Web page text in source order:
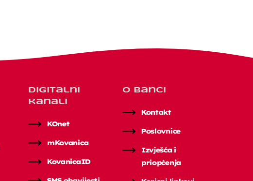
Digitalni
kanali
KOnet
mKovanica
KovanicaID
O banci
Kontakt
Poslovnice
Izvješća i
priopćenja